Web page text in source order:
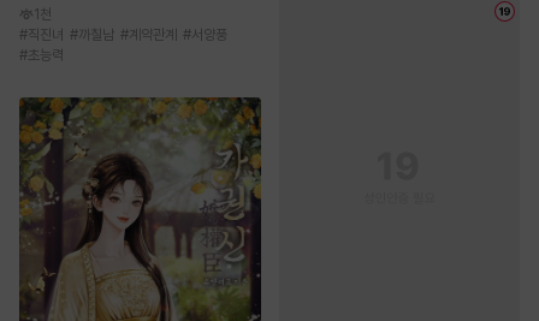
1천
#직진녀 #까칠남 # 계약관계 #서양풍
#초능력